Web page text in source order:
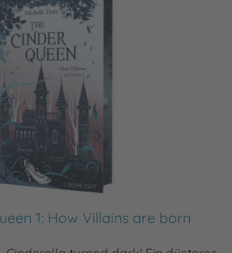
1: How Villains are born